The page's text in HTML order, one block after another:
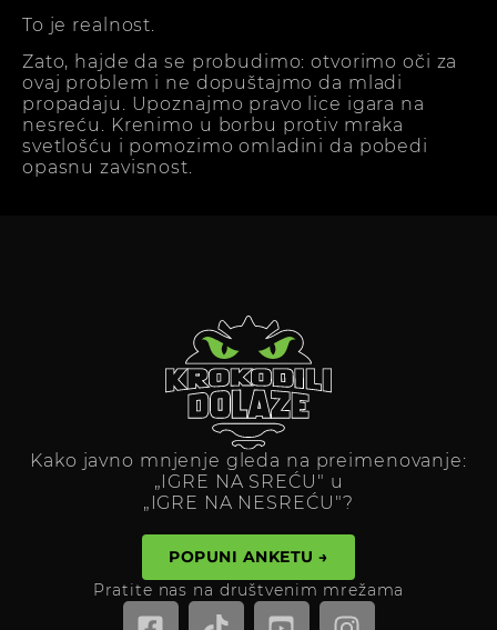
To je realnost.
Zato, hajde da se probudimo: otvorimo oči za
ovaj problem i ne dopuštajmo da mladi
propadaju. Upoznajmo pravo lice igara na
nesreću. Krenimo u borbu protiv mraka
svetlošću i pomozimo omladini da pobedi
opasnu zavisnost.
Kako javno mnjenje gleda na preimenovanje:
„IGRE NA SREĆU" u
„IGRE NA NESREĆU"?
POPUNI ANKETU →
Pratite nas na društvenim mrežama